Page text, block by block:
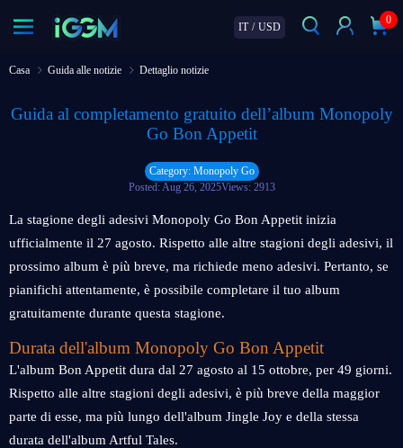
IT / USD
0
Casa Guida alle notizie Dettaglio notizie
Guida al completamento gratuito dell’album Monopoly
Go Bon Appetit
Category: Monopoly Go
Posted: Aug 26, 2025Views: 2913
La stagione degli adesivi Monopoly Go Bon Appetit inizia
ufficialmente il 27 agosto. Rispetto alle altre stagioni degli adesivi, il
prossimo album è più breve, ma richiede meno adesivi. Pertanto, se
pianifichi attentamente, è possibile completare il tuo album
gratuitamente durante questa stagione.
Durata dell'album Monopoly Go Bon Appetit
L'album Bon Appetit dura dal 27 agosto al 15 ottobre, per 49 giorni.
Rispetto alle altre stagioni degli adesivi, è più breve della maggior
parte di esse, ma più lungo dell'album Jingle Joy e della stessa
durata dell'album Artful Tales.